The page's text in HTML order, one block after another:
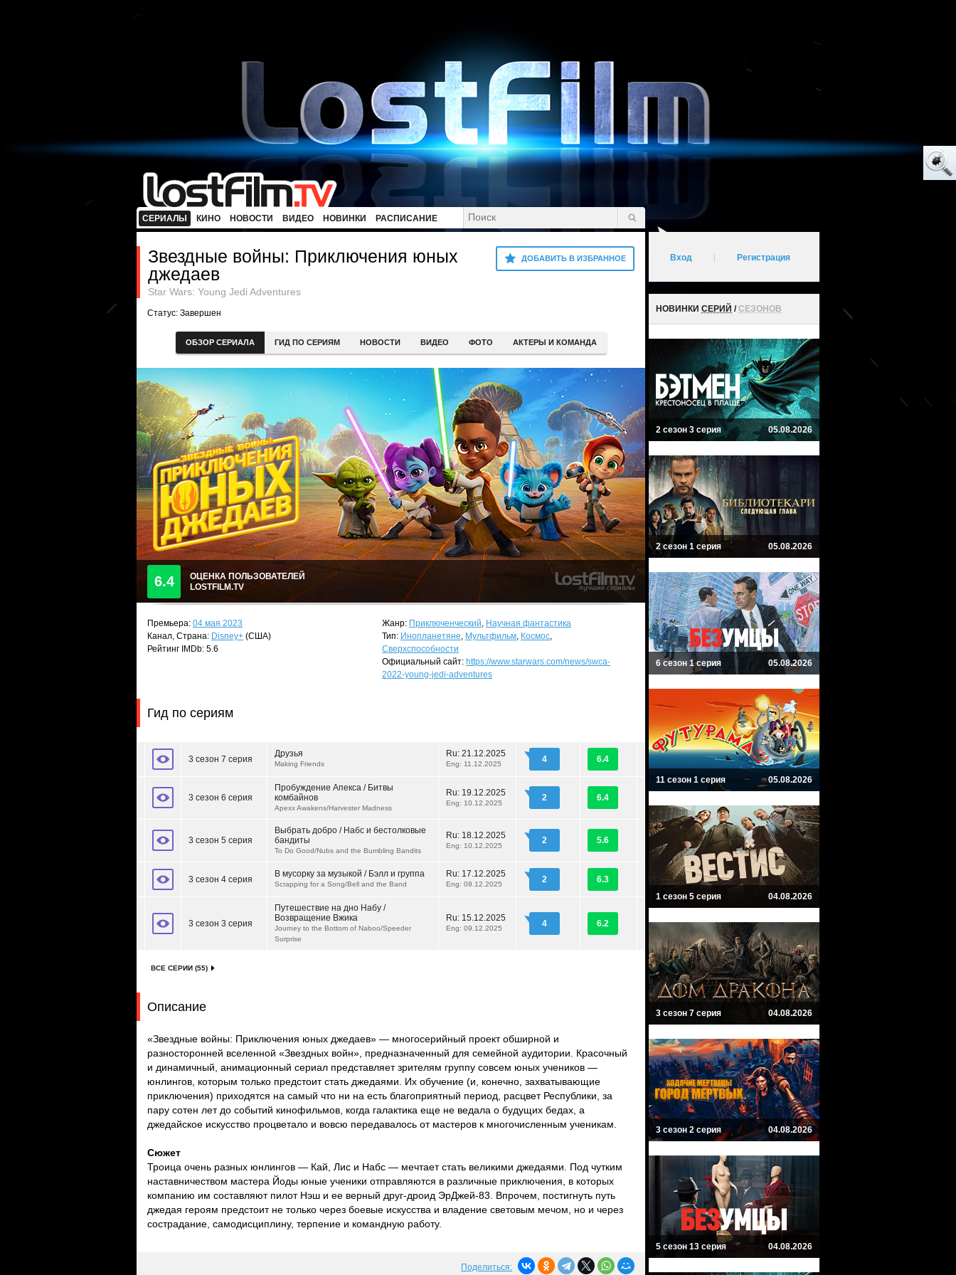
СЕРИАЛЫ КИНО НОВОСТИ ВИДЕО НОВИНКИ РАСПИСАНИЕ
ДОБАВИТЬ В ИЗБРАННОЕ
Звездные войны: Приключения юных
джедаев
Star Wars: Young Jedi Adventures
Статус: Завершен
ОБЗОР СЕРИАЛА ГИД ПО СЕРИЯМ НОВОСТИ ВИДЕО ФОТО АКТЕРЫ И КОМАНДА
6.4
ОЦЕНКА ПОЛЬЗОВАТЕЛЕЙ
LOSTFILM.TV
Премьера: 04 мая 2023
Канал, Страна: Disney+ (США)
Рейтинг IMDb: 5.6
Жанр: Приключенческий, Научная фантастика
Тип: Инопланетяне, Мультфильм, Космос,
Сверхспособности
Официальный сайт: https://www.starwars.com/news/swca-
2022-young-jedi-adventures
Гид по сериям
3 сезон 7 серия
Друзья
Making Friends
Ru: 21.12.2025
Eng: 11.12.2025 4 6.4
3 сезон 6 серия
Пробуждение Апекса / Битвы
комбайнов
Apexx Awakens/Harvester Madness
Ru: 19.12.2025
Eng: 10.12.2025
2 6.4
3 сезон 5 серия
Выбрать добро / Набс и бестолковые
бандиты
To Do Good/Nubs and the Bumbling Bandits
Ru: 18.12.2025
Eng: 10.12.2025
2 5.6
3 сезон 4 серия
В мусорку за музыкой / Бэлл и группа
Scrapping for a Song/Bell and the Band
Ru: 17.12.2025
Eng: 09.12.2025 2 6.3
3 сезон 3 серия
Путешествие на дно Набу /
Возвращение Вжика
Journey to the Bottom of Naboo/Speeder
Surprise
Ru: 15.12.2025
Eng: 09.12.2025 4 6.2
ВСЕ СЕРИИ (55)
Описание
«Звездные войны: Приключения юных джедаев» — многосерийный проект обширной и
разносторонней вселенной «Звездных войн», предназначенный для семейной аудитории. Красочный
и динамичный, анимационный сериал представляет зрителям группу совсем юных учеников —
юнлингов, которым только предстоит стать джедаями. Их обучение (и, конечно, захватывающие
приключения) приходятся на самый что ни на есть благоприятный период, расцвет Республики, за
пару сотен лет до событий кинофильмов, когда галактика еще не ведала о будущих бедах, а
джедайское искусство процветало и вовсю передавалось от мастеров к многочисленным ученикам.
Сюжет
Троица очень разных юнлингов — Кай, Лис и Набс — мечтает стать великими джедаями. Под чутким
наставничеством мастера Йоды юные ученики отправляются в различные приключения, в которых
компанию им составляют пилот Нэш и ее верный друг-дроид ЭрДжей-83. Впрочем, постигнуть путь
джедая героям предстоит не только через боевые искусства и владение световым мечом, но и через
сострадание, самодисциплину, терпение и командную работу.
Поделиться:
Вход Регистрация
НОВИНКИ СЕРИЙ /СЕЗОНОВ
2 сезон 3 серия 05.08.2026
2 сезон 1 серия 05.08.2026
6 сезон 1 серия 05.08.2026
11 сезон 1 серия 05.08.2026
1 сезон 5 серия 04.08.2026
3 сезон 7 серия 04.08.2026
3 сезон 2 серия 04.08.2026
5 сезон 13 серия 04.08.2026